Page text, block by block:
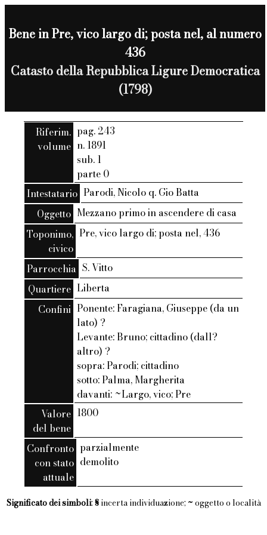
Bene in Pre, vico largo di; posta nel, al numero
436
Catasto della Repubblica Ligure Democratica
(1798)
Riferim.
volume
pag. 243
n. 1891
sub. 1
parte 0
Intestatario Parodi, Nicolo q. Gio Batta
Oggetto Mezzano primo in ascendere di casa
Toponimo,
civico
Pre, vico largo di; posta nel, 436
Parrocchia S. Vitto
Quartiere Liberta
Confini Ponente: Faragiana, Giuseppe (da un
lato) ?
Levante: Bruno; cittadino (dall?
altro) ?
sopra: Parodi; cittadino
sotto: Palma, Margherita
davanti: ~Largo, vico; Pre
Valore
del bene
1800
Confronto
con stato
attuale
parzialmente
demolito
Significato dei simboli: §incerta individuazione; ~ oggetto o località